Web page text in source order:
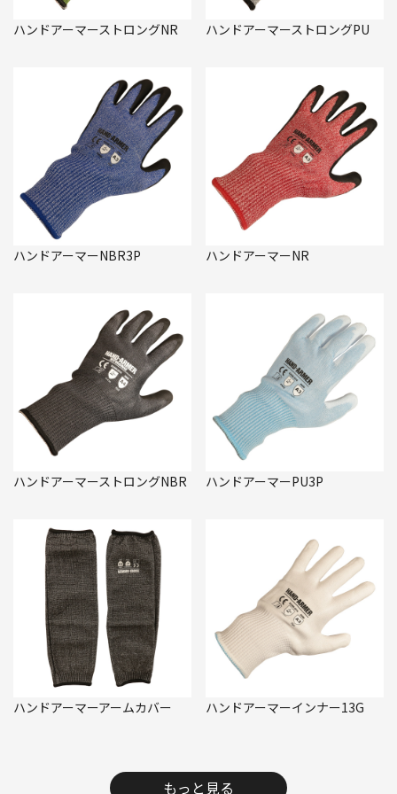
ハンドアーマーストロングNR ハンドアーマーストロングPU
ハンドアーマーNBR3P ハンドアーマーNR
ハンドアーマーストロングNBR ハンドアーマーPU3P
ハンドアーマーアームカバー ハンドアーマーインナー13G
もっと見る